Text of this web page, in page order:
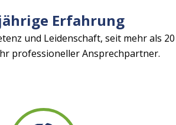
Erfahrung
und Leidenschaft, seit mehr als 20
professioneller Ansprechpartner.